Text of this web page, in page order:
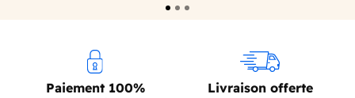
Paiement 100%
Livraison offerte